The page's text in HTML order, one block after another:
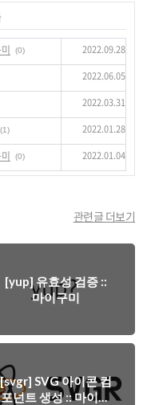
(0) 2022.09.28
2022.06.05
2022.03.31
(1) 2022.01.28
(0) 2022.01.04
관련글 더보기
[yup] 유효성 검증 ::
마이구미
[svgr] SVG 아이콘 컴
포넌트 생성 :: 마이구